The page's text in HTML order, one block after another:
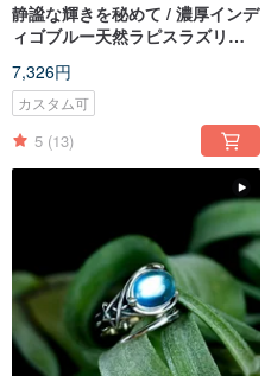
静謐な輝きを秘めて / 濃厚インデ
ィゴブルー天然ラピスラズリの
7,326円
カスタム可
5 (13)